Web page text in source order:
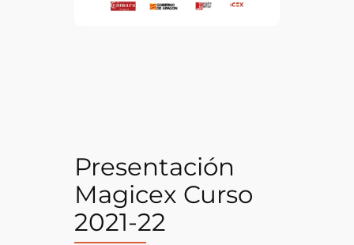
Presentación
Magicex Curso
2021-22